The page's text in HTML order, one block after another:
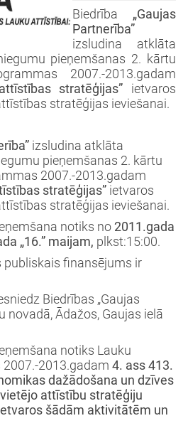
Biedrība „Gaujas
Partnerība”
izsludina atklāta
pieņemšanas 2. kārtu
2007.-2013.gadam
stratēģijas” ietvaros
stratēģijas ieviešanai.
izsludina atklāta
pieņemšanas 2. kārtu
2007.-2013.gadam
stratēģijas” ietvaros
stratēģijas ieviešanai.
notiks no 2011.gada
„16.” maijam, plkst:15:00.
publiskais finansējums ir
Biedrības „Gaujas
novadā, Ādažos, Gaujas ielā
notiks Lauku
2013.gadam 4. ass 413.
dažādošana un dzīves
attīstību stratēģiju
šādām aktivitātēm un
2009-
2009-
rezultāti